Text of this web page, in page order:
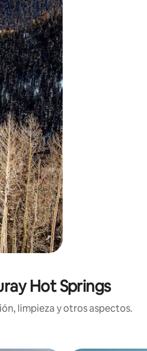
o desliza el dedo.
Hot Springs
limpieza y otros aspectos.